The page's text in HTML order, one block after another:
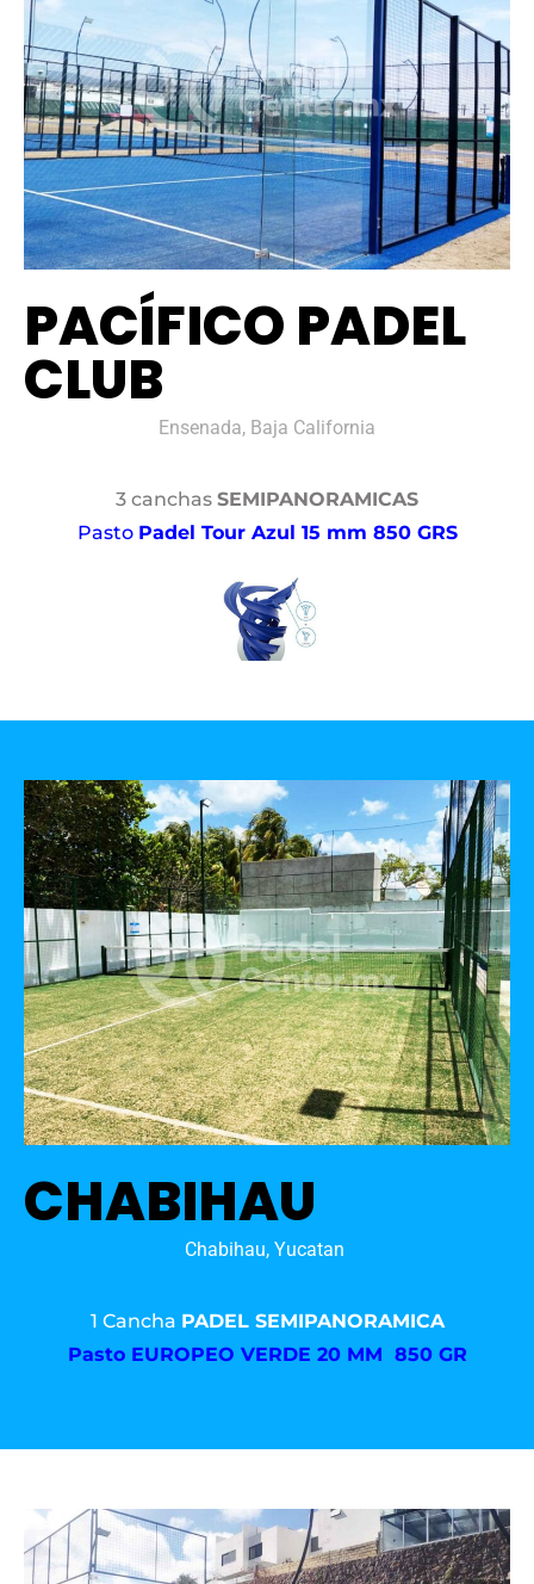
PACÍFICO PADEL
CLUB
Ensenada, Baja California
3 canchas SEMIPANORAMICAS
Pasto Padel Tour Azul 15 mm 850 GRS
CHABIHAU
Chabihau, Yucatan
1 Cancha PADEL SEMIPANORAMICA
Pasto EUROPEO VERDE 20 MM 850 GR